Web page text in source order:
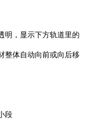
明，显示下方轨道里的
整体自动向前或向后移
段